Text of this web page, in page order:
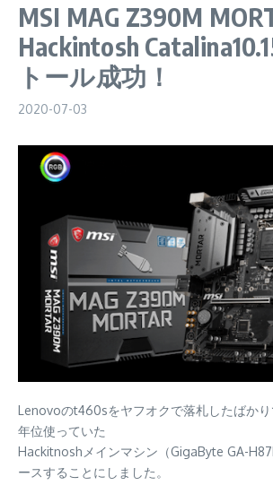
MSI MAG Z390M
Hackintosh
トール成功！
2020-07-03
Lenovoのt460sをヤフオクで落札したばか
年位使っていた
Hackitnoshメインマシン（GigaByte GA-
ースすることにしました。